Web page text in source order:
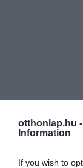
otthonlap.hu -
Information
If you wish to